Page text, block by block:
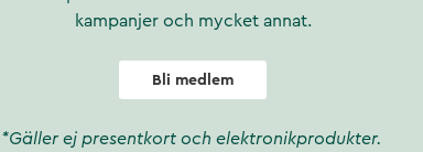
kampanjer och mycket annat.
Bli medlem
*Gäller ej presentkort och elektronikprodukter.